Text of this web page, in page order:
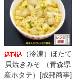
（冷凍）ほたて
貝焼きみそ （青森県
産ホタテ）[成邦商事]